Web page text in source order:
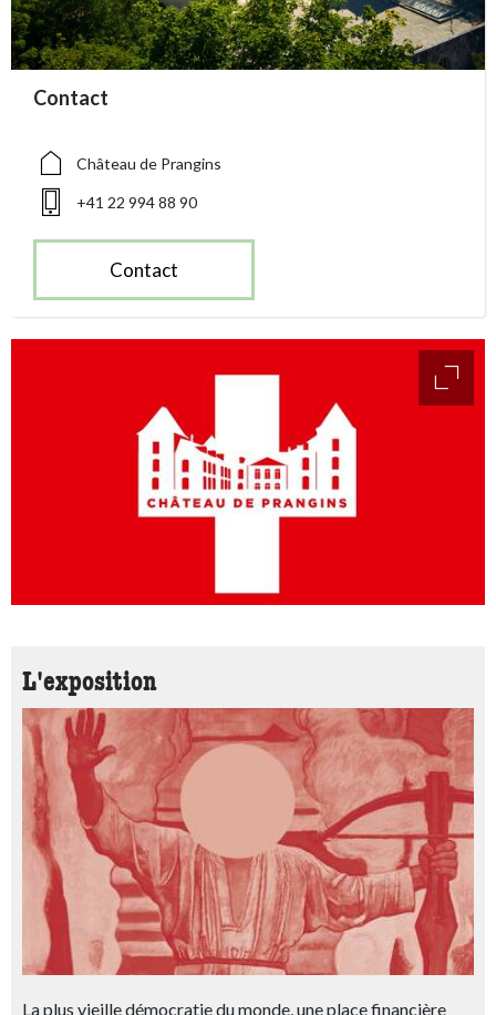
accessibility.sr-only.person_card_info
Contact
accessibility.sr-only.museum
Château de Prangins
accessibility.sr-only.phone
+41 22 994 88 90
Contact
L'exposition
La plus vieille démocratie du monde, une place financière